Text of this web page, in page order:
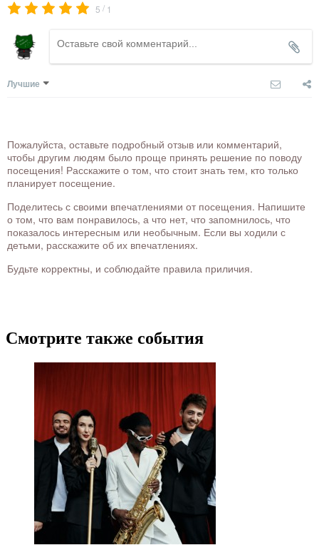
5 / 1
Лучшие
Пожалуйста, оставьте подробный отзыв или комментарий,
чтобы другим людям было проще принять решение по поводу
посещения! Расскажите о том, что стоит знать тем, кто только
планирует посещение.
Поделитесь с своими впечатлениями от посещения. Напишите
о том, что вам понравилось, а что нет, что запомнилось, что
показалось интересным или необычным. Если вы ходили с
детьми, расскажите об их впечатлениях.
Будьте корректны, и соблюдайте правила приличия.
Смотрите также события